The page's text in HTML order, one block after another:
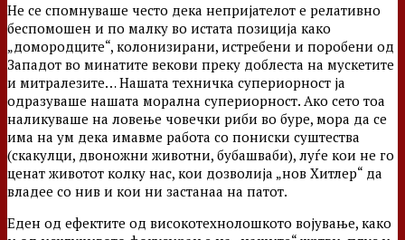
Не се спомнуваше често дека непријателот е релативно
беспомошен и по малку во истата позиција како
„домородците“, колонизирани, истребени и поробени од
Западот во минатите векови преку доблеста на мускетите
и митралезите… Нашата техничка супериорност ја
одразуваше нашата морална супериорност. Ако сето тоа
наликуваше на ловење човечки риби во буре, мора да се
има на ум дека имавме работа со пониски суштества
(скакулци, двоножни животни, бубашваби), луѓе кои не го
ценат животот колку нас, кои дозволија „нов Хитлер“ да
владее со нив и кои ни застанаа на патот.
Еден од ефектите од високотехнолошкото војување, како